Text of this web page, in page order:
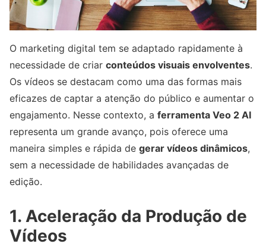
O marketing digital tem se adaptado rapidamente à
necessidade de criar conteúdos visuais envolventes.
Os vídeos se destacam como uma das formas mais
eficazes de captar a atenção do público e aumentar o
engajamento. Nesse contexto, a ferramenta Veo 2 AI
representa um grande avanço, pois oferece uma
maneira simples e rápida de gerar vídeos dinâmicos,
sem a necessidade de habilidades avançadas de
edição.
1. Aceleração da Produção de
Vídeos